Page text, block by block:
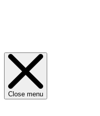
Close menu